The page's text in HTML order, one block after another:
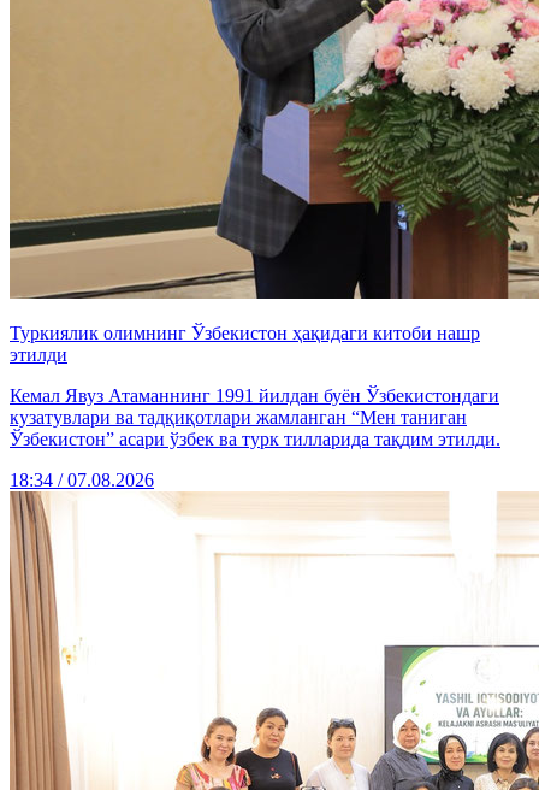
Туркиялик олимнинг Ўзбекистон ҳақидаги китоби нашр
этилди
Кемал Явуз Атаманнинг 1991 йилдан буён Ўзбекистондаги
кузатувлари ва тадқиқотлари жамланган “Мен таниган
Ўзбекистон” асари ўзбек ва турк тилларида тақдим этилди.
18:34 / 07.08.2026